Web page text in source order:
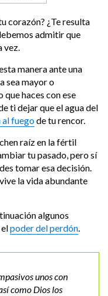
corazón? ¿Te resulta
admitir que
vez.
manera ante una
sea mayor o
haces con ese
ti dejar que el agua del
al fuegode tu rencor.
raíz en la fértil
tu pasado, pero sí
tomar esa decisión.
la vida abundante
algunos
poder del perdón.
unos con
como Dios los